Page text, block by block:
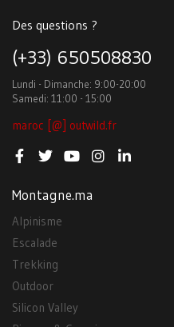
Des questions ?
(+33) 650508830
Lundi - Dimanche: 9:00-20:00
Samedi: 11:00 - 15:00
maroc [@] outwild.fr
Montagne.ma
Alpinisme
Escalade
Trekking
Outdoor
Silicon Valley